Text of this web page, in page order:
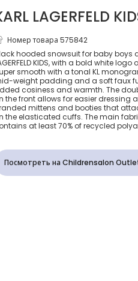
LAGERFELD
Номер товара 575842
hooded snowsuit for baby boys
KIDS, with a bold white logo
smooth with a tonal KL
weight padding and a soft faux
cosiness and warmth. The
the front allows for easier dressing
mittens and booties that
the elasticated cuffs. The main
at least 70% of recycled
Посмотреть на Childrensalon